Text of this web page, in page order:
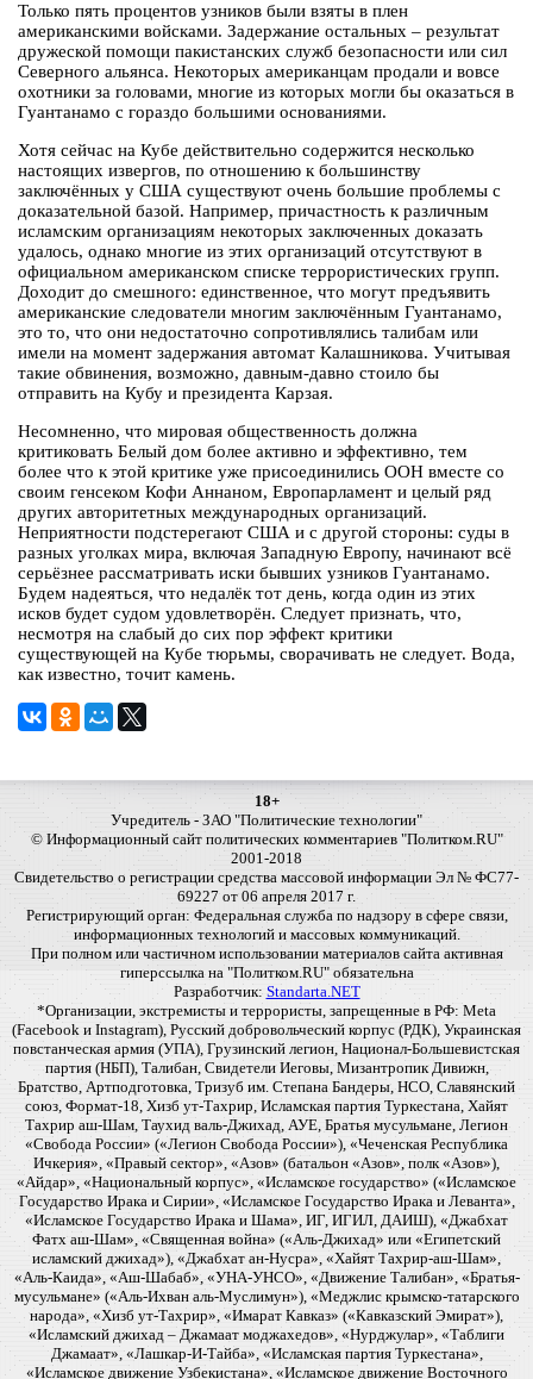
Только пять процентов узников были взяты в плен
американскими войсками. Задержание остальных – результат
дружеской помощи пакистанских служб безопасности или сил
Северного альянса. Некоторых американцам продали и вовсе
охотники за головами, многие из которых могли бы оказаться в
Гуантанамо с гораздо большими основаниями.
Хотя сейчас на Кубе действительно содержится несколько
настоящих извергов, по отношению к большинству
заключённых у США существуют очень большие проблемы с
доказательной базой. Например, причастность к различным
исламским организациям некоторых заключенных доказать
удалось, однако многие из этих организаций отсутствуют в
официальном американском списке террористических групп.
Доходит до смешного: единственное, что могут предъявить
американские следователи многим заключённым Гуантанамо,
это то, что они недостаточно сопротивлялись талибам или
имели на момент задержания автомат Калашникова. Учитывая
такие обвинения, возможно, давным-давно стоило бы
отправить на Кубу и президента Карзая.
Несомненно, что мировая общественность должна
критиковать Белый дом более активно и эффективно, тем
более что к этой критике уже присоединились ООН вместе со
своим генсеком Кофи Аннаном, Европарламент и целый ряд
других авторитетных международных организаций.
Неприятности подстерегают США и с другой стороны: суды в
разных уголках мира, включая Западную Европу, начинают всё
серьёзнее рассматривать иски бывших узников Гуантанамо.
Будем надеяться, что недалёк тот день, когда один из этих
исков будет судом удовлетворён. Следует признать, что,
несмотря на слабый до сих пор эффект критики
существующей на Кубе тюрьмы, сворачивать не следует. Вода,
как известно, точит камень.
18+
Учредитель - ЗАО "Политические технологии"
© Информационный сайт политических комментариев "Политком.RU"
2001-2018
Свидетельство о регистрации средства массовой информации Эл № ФС77-
69227 от 06 апреля 2017 г.
Регистрирующий орган: Федеральная служба по надзору в сфере связи,
информационных технологий и массовых коммуникаций.
При полном или частичном использовании материалов сайта активная
гиперссылка на "Политком.RU" обязательна
Разработчик: Standarta.NET
*Организации, экстремисты и террористы, запрещенные в РФ: Meta
(Facebook и Instagram), Русский добровольческий корпус (РДК), Украинская
повстанческая армия (УПА), Грузинский легион, Национал-Большевистская
партия (НБП), Талибан, Свидетели Иеговы, Мизантропик Дивижн,
Братство, Артподготовка, Тризуб им. Степана Бандеры, НСО, Славянский
союз, Формат-18, Хизб ут-Тахрир, Исламская партия Туркестана, Хайят
Тахрир аш-Шам, Таухид валь-Джихад, АУЕ, Братья мусульмане, Легион
«Свобода России» («Легион Свобода России»), «Чеченская Республика
Ичкерия», «Правый сектор», «Азов» (батальон «Азов», полк «Азов»),
«Айдар», «Национальный корпус», «Исламское государство» («Исламское
Государство Ирака и Сирии», «Исламское Государство Ирака и Леванта»,
«Исламское Государство Ирака и Шама», ИГ, ИГИЛ, ДАИШ), «Джабхат
Фатх аш-Шам», «Священная война» («Аль-Джихад» или «Египетский
исламский джихад»), «Джабхат ан-Нусра», «Хайят Тахрир-аш-Шам»,
«Аль-Каида», «Аш-Шабаб», «УНА-УНСО», «Движение Талибан», «Братья-
мусульмане» («Аль-Ихван аль-Муслимун»), «Меджлис крымско-татарского
народа», «Хизб ут-Тахрир», «Имарат Кавказ» («Кавказский Эмират»),
«Исламский джихад – Джамаат моджахедов», «Нурджулар», «Таблиги
Джамаат», «Лашкар-И-Тайба», «Исламская партия Туркестана»,
«Исламское движение Узбекистана», «Исламское движение Восточного